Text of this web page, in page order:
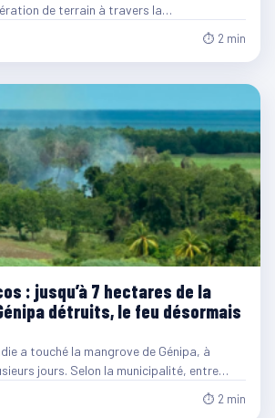
de terrain à travers la…
⏱ 2 min
: jusqu’à 7 hectares de la
détruits, le feu désormais
a touché la mangrove de Génipa, à
jours. Selon la municipalité, entre…
⏱ 2 min